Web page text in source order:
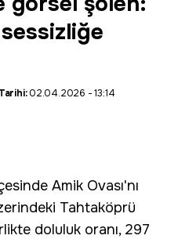
02.04.2026 - 13:14
Amik Ovası'nı
Tahtaköprü
doluluk oranı, 297